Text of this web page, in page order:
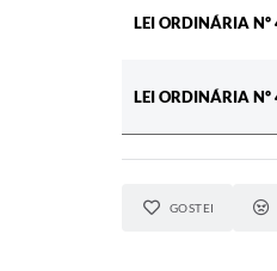
LEI ORDINÁRIA Nº
LEI ORDINÁRIA
GOSTEI